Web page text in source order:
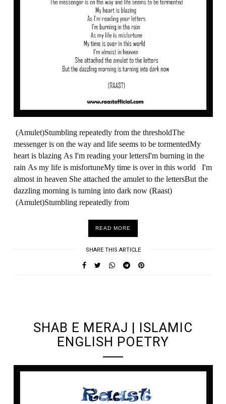
(Amulet)Stumbling repeatedly from the thresholdThe
messenger is on the way and life seems to be tormentedMy
heart is blazing As I'm reading your lettersI'm burning in the
rain As my life is misfortuneMy time is over in this world I'm
almost in heaven She attached the amulet to the lettersBut the
dazzling morning is turning into dark now (Raast)
(Amulet)Stumbling repeatedly from
READ MORE
SHARE THIS ARTICLE
SHAB E MERAJ | ISLAMIC
ENGLISH POETRY